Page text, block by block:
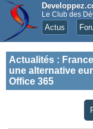
Le Club des
Actus
Actualités :
une alternative
Office 365